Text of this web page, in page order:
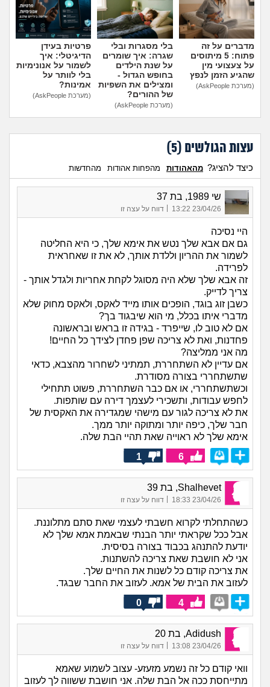
מדברים על זה
פתוח: 5 מיתוסים
על צעצועי מין
שהגיע הזמן לנפץ
(מערכת AskPeople)
בלי מסגרות ובלי
שגרה: איך שומרים
על שנת הילדים
בחופש הגדול -
ומצילים את השפיות
של ההורים?
(מערכת AskPeople)
פרטיות בעידן
הדיגיטלי: איך
לשמור על אנונימיות
בלי לוותר על
אמינות?
(מערכת AskPeople)
עצות הגולשים (5
)
כיצד להציג? מהאהודות מהפחות אהודות מהחדשות
שי 1989, בת 37
23/04/26 13:22
| דווח על עצה זו
היי נסיכה
גם אם אבא שלך נטש את אימא שלך, כי היא החליטה
לשמור את ההריון וללדת אותך, לא את זו שאחראית
לפרידה.
זה אבא שלך שלא היה מסוגל לקחת אחריות ולגדל אותך -
צריך לדייק.
כשבן זוג בוגד, הופכים אותו מייד לאקס, ולאקס מחוק שלא
מדברי איתו בכלל, מי הוא שיבגוד בך?
אם לא טוב לו, שייפרד - בגידה זו בראש ובראשונה
פחדנות, ואת לא צריכה שפן פחדן לצידך כל החיים!
מה אני ממליצה?
אם עדיין לא השתחררת, תמתיני לשחרור מהצבא, כדאי
שתשתחררי בצורה מסודרת.
וכשתשתחררי, או אם כבר השתחררת, פשוט תתחילי
לחפש עבודות, ותשכירי לעצמך דירה עם שותפות.
את לא צריכה לגור עם מישהי שמגדירה את האקסית של
חבר שלך, כיפה יותר ומתוקה יותר ממך.
אימא שלך לא ראוייה שאת תהיי הבת שלה.
6
1
Shalhevet, בת 39
23/04/26 18:33 דווח על עצה זו
כשהתחלתי לקרוא חשבתי לעצמי שאת סתם מתלוננת.
אבל ככל שקראתי יותר הבנתי שבאמת אמא שלך לא
יודעת להתנהג בכבוד בצורה בסיסית.
אני לא חושבת שאת צריכה להשתנות.
את צריכה קודם כל לשנות את החיים שלך.
לעזוב את הבית של אמא. לעזוב את החבר שבגד.
4
0
Adidush, בת 20
23/04/26 13:08 דווח על עצה זו
וואי קודם כל זה נשמע מזעזע- עצוב לשמוע שאמא
מתייחסת ככה אל הבת שלה. אני חושבת ששווה לך לעזוב